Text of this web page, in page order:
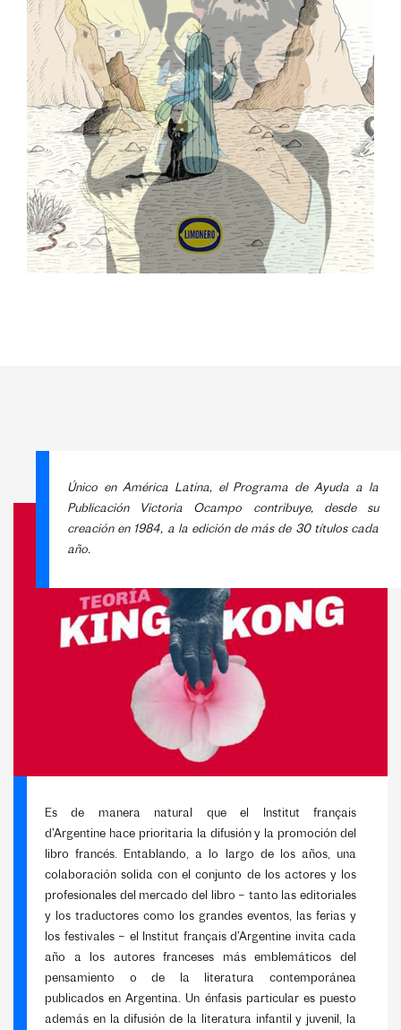
Único en América Latina, el Programa de Ayuda a la
Publicación Victoria Ocampo contribuye, desde su
creación en 1984, a la edición de más de 30 títulos cada
año.
Es de manera natural que el Institut français
d’Argentine hace prioritaria la difusión y la promoción del
libro francés. Entablando, a lo largo de los años, una
colaboración solida con el conjunto de los actores y los
profesionales del mercado del libro – tanto las editoriales
y los traductores como los grandes eventos, las ferias y
los festivales – el Institut français d’Argentine invita cada
año a los autores franceses más emblemáticos del
pensamiento o de la literatura contemporánea
publicados en Argentina. Un énfasis particular es puesto
además en la difusión de la literatura infantil y juvenil, la